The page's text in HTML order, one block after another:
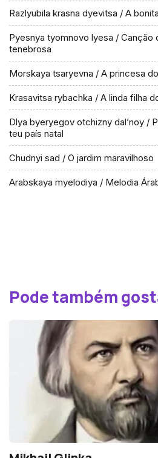
Razlyubila krasna dyevitsa / A
Pyesnya tyomnovo lyesa / Canção
tenebrosa
Morskaya tsaryevna / A princesa
Krasavitsa rybachka / A linda filha
Dlya byeryegov otchizny dal’noy /
teu país natal
Chudnyi sad / O jardim maravilhoso
Arabskaya myelodiya / Melodia
Pode também